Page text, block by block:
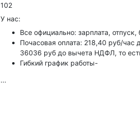
102
У нас:
Все официально: зарплата,
Почасовая оплата: 218,40 руб/
36036 руб до вычета НДФЛ, то
Гибкий график работы-
...